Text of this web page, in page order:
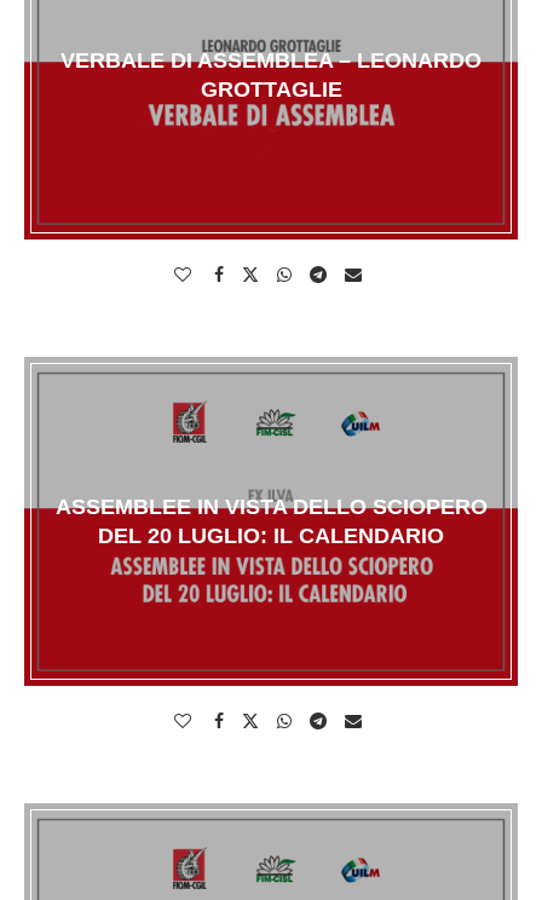
VERBALE DI ASSEMBLEA – LEONARDO
GROTTAGLIE
ASSEMBLEE IN VISTA DELLO SCIOPERO
DEL 20 LUGLIO: IL CALENDARIO